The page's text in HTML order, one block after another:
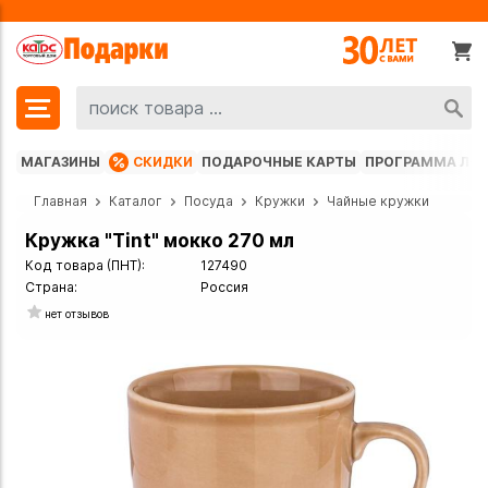
МАГАЗИНЫ СКИДКИ ПОДАРОЧНЫЕ КАРТЫ ПРОГРАММА
Главная Каталог Посуда Кружки Чайные кружки
Кружка "Tint" мокко 270 мл
Код товара (ПНТ):
127490
Страна:
Россия
нет отзывов